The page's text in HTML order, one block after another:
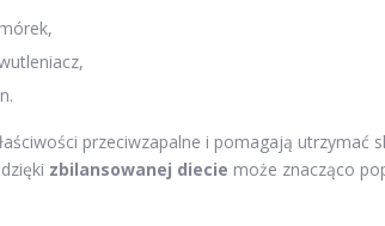
przeciwzapalne i pomagają utrzymać
zbilansowanej diecie może znacząco